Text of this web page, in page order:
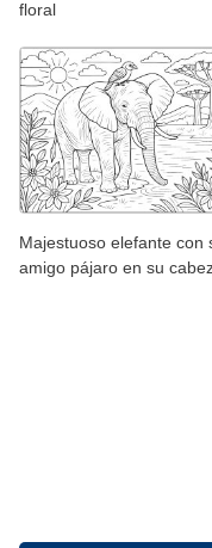
floral
Majestuoso elefante con
amigo pájaro en su